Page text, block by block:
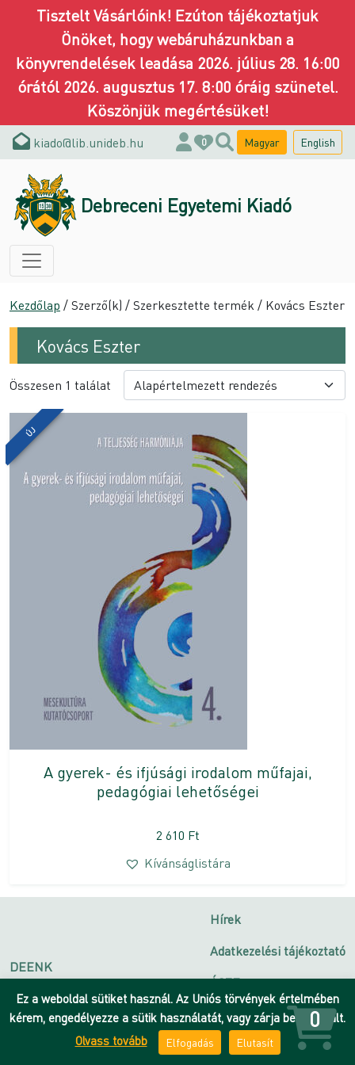
Tisztelt Vásárlóink! Ezúton tájékoztatjuk
Önöket, hogy webáruházunkban a
könyvrendelések leadása 2026. július 28. 16:00
órától 2026. augusztus 17. 8:00 óráig szünetel.
Köszönjük megértésüket!
kiado@lib.unideb.hu 0 Magyar English
Debreceni Egyetemi Kiadó
Kezdőlap / Szerző(k) / Szerkesztette termék / Kovács Eszter
Kovács Eszter
Összesen 1 találat
ÚJ
A gyerek- és ifjúsági irodalom műfajai,
pedagógiai lehetőségei
2 610 Ft
Kívánságlistára
DEENK
Debreceni Egyetem
Hírek
Adatkezelési tájékoztató
ÁSZF
Impresszum
Kapcsolat
Ez a weboldal sütiket használ. Az Uniós törvények értelmében
kérem, engedélyezze a sütik használatát, vagy zárja be az oldalt.
Olvass tovább
Elfogadás Elutasít
0